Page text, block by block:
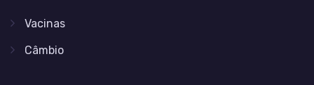
Vacinas
Câmbio